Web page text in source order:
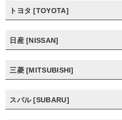
トヨタ [TOYOTA]
日産 [NISSAN]
三菱 [MITSUBISHI]
スバル [SUBARU]